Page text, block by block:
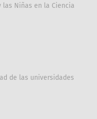
Niñas en la Ciencia
de las universidades